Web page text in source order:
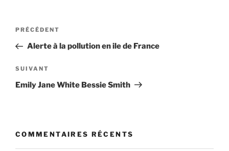
Navigation
l’article
Article
précédent
PRÉCÉDENT
Alerte à la pollution en ile de France
Article
suivant
SUIVANT
Emily Jane White Bessie Smith
COMMENTAIRES RÉCENTS